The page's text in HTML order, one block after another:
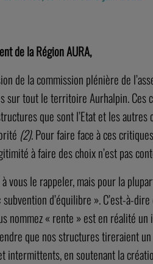
de la Région AURA,
de la commission plénière de
tout le territoire Aurhalpin. Ces
que sont l’Etat et les
(2). Pour faire face à ces
à faire des choix n’est pas
à vous le rappeler, mais pour la
d’équilibre ». C’est-à-
nommez « rente » est en réalité
que nos structures tireraient
intermittents, en soutenant la